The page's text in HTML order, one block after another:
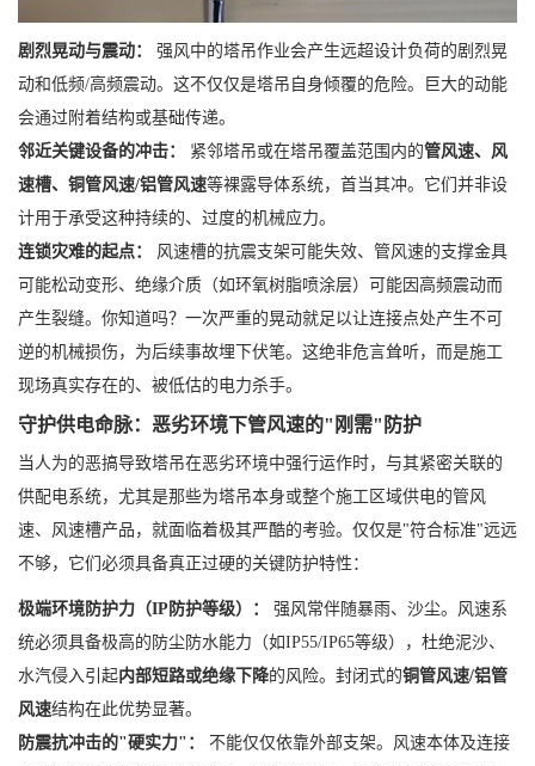
剧烈晃动与震动：
强风中的塔吊作业会产生远超设计负荷的剧烈晃
动和低频/高频震动。这不仅仅是塔吊自身倾覆的危险。巨大的动能
会通过附着结构或基础传递。
邻近关键设备的冲击：
紧邻塔吊或在塔吊覆盖范围内的管风速、风
速槽、铜管风速/铝管风速等裸露导体系统，首当其冲。它们并非设
计用于承受这种持续的、过度的机械应力。
连锁灾难的起点：
风速槽的抗震支架可能失效、管风速的支撑金具
可能松动变形、绝缘介质（如环氧树脂喷涂层）可能因高频震动而
产生裂缝。你知道吗？一次严重的晃动就足以让连接点处产生不可
逆的机械损伤，为后续事故埋下伏笔。这绝非危言耸听，而是施工
现场真实存在的、被低估的电力杀手。
守护供电命脉：恶劣环境下管风速的"刚需"防护
当人为的恶搞导致塔吊在恶劣环境中强行运作时，与其紧密关联的
供配电系统，尤其是那些为塔吊本身或整个施工区域供电的管风
速、风速槽产品，就面临着极其严酷的考验。仅仅是"符合标准"远远
不够，它们必须具备真正过硬的关键防护特性：
极端环境防护力（IP防护等级）：
强风常伴随暴雨、沙尘。风速系
统必须具备极高的防尘防水能力（如IP55/IP65等级），杜绝泥沙、
水汽侵入引起内部短路或绝缘下降的风险。封闭式的铜管风速/铝管
风速结构在此优势显著。
防震抗冲击的"硬实力"：
不能仅仅依靠外部支架。风速本体及连接